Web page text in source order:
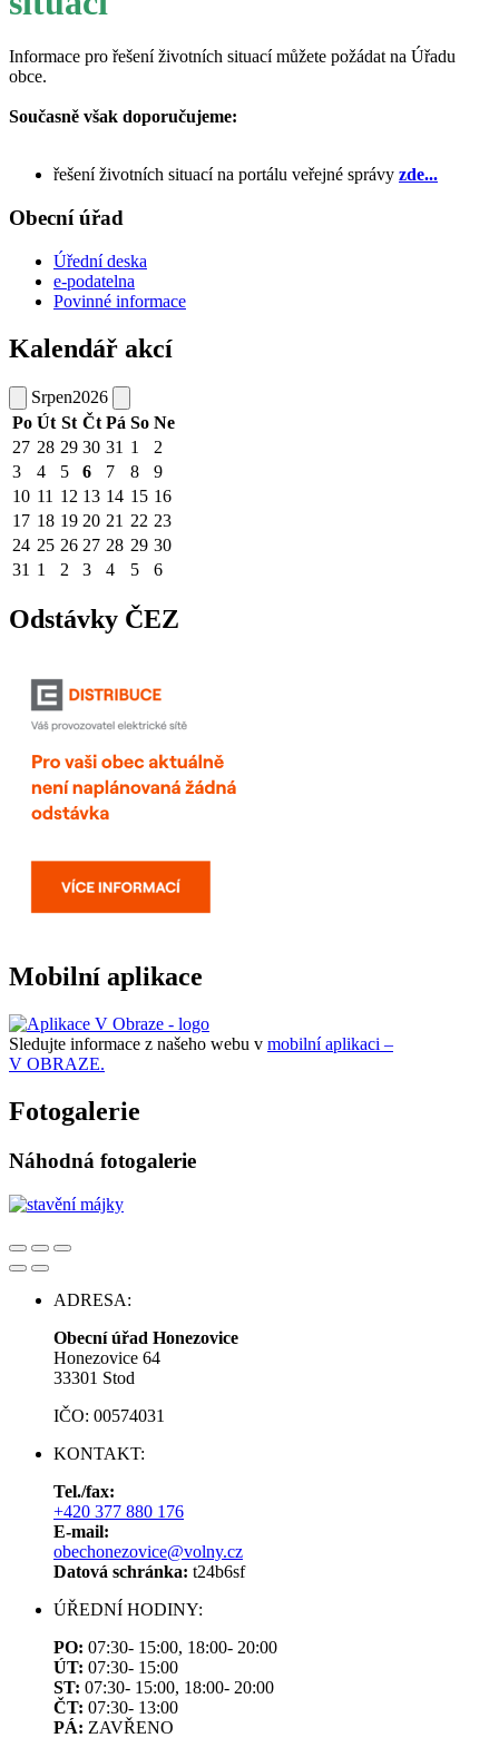
Informace pro řešení životních situací můžete požádat na Úřadu
obce.
Současně však doporučujeme:
řešení životních situací na portálu veřejné správy zde...
Obecní úřad
Úřední deska
e-podatelna
Povinné informace
Kalendář akcí
Srpen2026
Po Út St Čt Pá So Ne
27 28 29 30 31 1
2
3
4 5 6 7 8
9
10 11 12 13 14 15 16
17 18 19 20 21 22 23
24 25 26 27 28 29 30
31 1 2 3 4 5 6
Odstávky ČEZ
Mobilní aplikace
Sledujte informace z našeho webu v mobilní aplikaci –
V OBRAZE.
Fotogalerie
Náhodná fotogalerie
ADRESA:
Obecní úřad Honezovice
Honezovice 64
33301 Stod
IČO: 00574031
KONTAKT:
Tel./fax:
+420 377 880 176
E-mail:
obechonezovice@volny.cz
Datová schránka: t24b6sf
ÚŘEDNÍ HODINY:
PO: 07:30- 15:00, 18:00- 20:00
ÚT: 07:30- 15:00
ST: 07:30- 15:00, 18:00- 20:00
ČT: 07:30- 13:00
PÁ: ZAVŘENO